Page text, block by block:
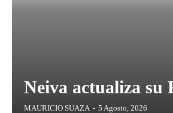
Neiva actualiza su
MAURICIO SUAZA - 5 Agosto, 2026